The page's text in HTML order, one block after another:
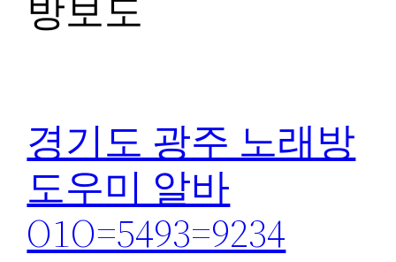
방보도
경기도 광주 노래방
도우미 알바
O1O=5493=9234